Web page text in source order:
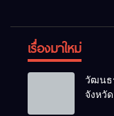
เรื่องมาใหม่
วัฒนธ
จังหวัด